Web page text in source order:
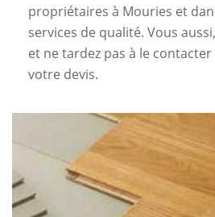
propriétaires à Mouries et
services de qualité. Vous
et ne tardez pas à le
votre devis.